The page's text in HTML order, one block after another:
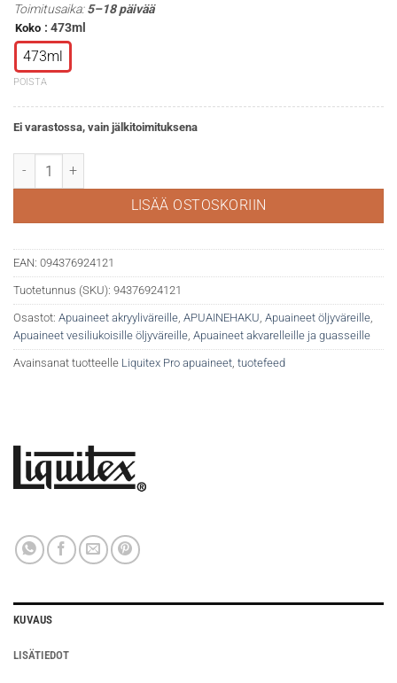
Toimitusaika:5–18 päivää
Koko : 473ml
473ml
POISTA
Ei varastossa, vain jälkitoimituksena
Liquitex modeling paste määrä
LISÄÄ OSTOSKORIIN
EAN: 094376924121
Tuotetunnus (SKU): 94376924121
Osastot: Apuaineet akryyliväreille, APUAINEHAKU, Apuaineet öljyväreille,
Apuaineet vesiliukoisille öljyväreille, Apuaineet akvarelleille ja guasseille
Avainsanat tuotteelle Liquitex Pro apuaineet, tuotefeed
KUVAUS
LISÄTIEDOT